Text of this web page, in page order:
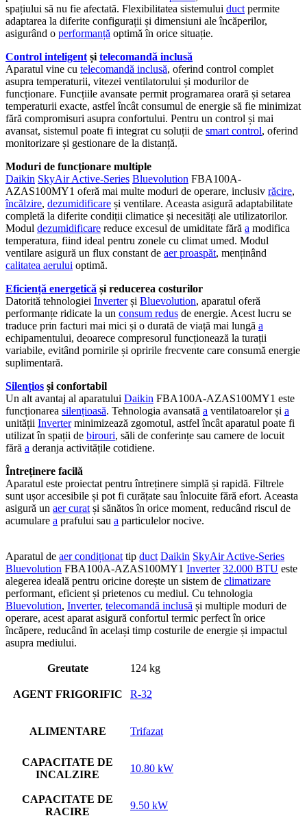
spațiului să nu fie afectată. Flexibilitatea sistemului duct permite
adaptarea la diferite configurații și dimensiuni ale încăperilor,
asigurând o performanță optimă în orice situație.
Control inteligent și telecomandă inclusă
Aparatul vine cu telecomandă inclusă, oferind control complet
asupra temperaturii, vitezei ventilatorului și modurilor de
funcționare. Funcțiile avansate permit programarea orară și setarea
temperaturii exacte, astfel încât consumul de energie să fie minimizat
fără compromisuri asupra confortului. Pentru un control și mai
avansat, sistemul poate fi integrat cu soluții de smart control, oferind
monitorizare și gestionare de la distanță.
Moduri de funcționare multiple
Daikin SkyAir Active-Series Bluevolution FBA100A-
AZAS100MY1 oferă mai multe moduri de operare, inclusiv răcire,
încălzire, dezumidificare și ventilare. Aceasta asigură adaptabilitate
completă la diferite condiții climatice și necesități ale utilizatorilor.
Modul dezumidificare reduce excesul de umiditate fără a modifica
temperatura, fiind ideal pentru zonele cu climat umed. Modul
ventilare asigură un flux constant de aer proaspăt, menținând
calitatea aerului optimă.
Eficiență energetică și reducerea costurilor
Datorită tehnologiei Inverterși Bluevolution, aparatul oferă
performanțe ridicate la un consum redus de energie. Acest lucru se
traduce prin facturi mai mici și o durată de viață mai lungă a
echipamentului, deoarece compresorul funcționează la turații
variabile, evitând pornirile și opririle frecvente care consumă energie
suplimentară.
Silențios și confortabil
Un alt avantaj al aparatului Daikin FBA100A-AZAS100MY1 este
funcționarea silențioasă. Tehnologia avansată a ventilatoarelor și a
unității Inverterminimizează zgomotul, astfel încât aparatul poate fi
utilizat în spații de birouri, săli de conferințe sau camere de locuit
fără a deranja activitățile cotidiene.
Întreținere facilă
Aparatul este proiectat pentru întreținere simplă și rapidă. Filtrele
sunt ușor accesibile și pot fi curățate sau înlocuite fără efort. Aceasta
asigură un aer curat și sănătos în orice moment, reducând riscul de
acumulare a prafului sau a particulelor nocive.
Aparatul de aer condiționat tip duct Daikin SkyAir Active-Series
Bluevolution FBA100A-AZAS100MY1 Inverter 32.000 BTU este
alegerea ideală pentru oricine dorește un sistem de climatizare
performant, eficient și prietenos cu mediul. Cu tehnologia
Bluevolution, Inverter, telecomandă inclusă și multiple moduri de
operare, acest aparat asigură confortul termic perfect în orice
încăpere, reducând în același timp costurile de energie și impactul
asupra mediului.
Greutate 124 kg
AGENT FRIGORIFIC R-32
ALIMENTARE Trifazat
CAPACITATE DE
INCALZIRE
10.80 kW
CAPACITATE DE
RACIRE
9.50 kW